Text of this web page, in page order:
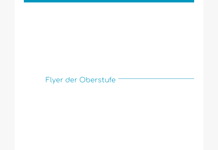
Flyer der Oberstufe